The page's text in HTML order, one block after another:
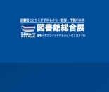
ー
用
メ